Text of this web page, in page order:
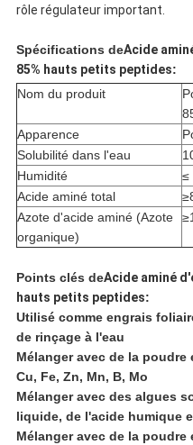
rôle régulateur important.
Spécifications deAcide
85% hauts petits peptides:
Nom du produit
Apparence
Solubilité dans l'eau
Humidité
≤
Acide aminé total
Azote d'acide aminé (Azote
organique)
Points clés deAcide aminé
hauts petits peptides:
Utilisé comme engrais
de rinçage à l'eau
Mélanger avec de la
Cu, Fe, Zn, Mn, B, Mo
Mélanger avec des algues
liquide, de l'acide humique
Mélanger avec de la